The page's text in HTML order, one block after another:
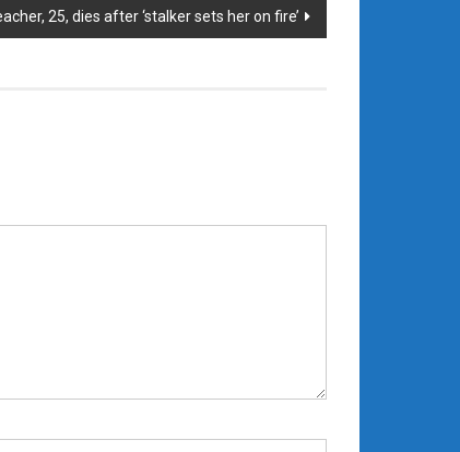
25, dies after ‘stalker sets her on fire’